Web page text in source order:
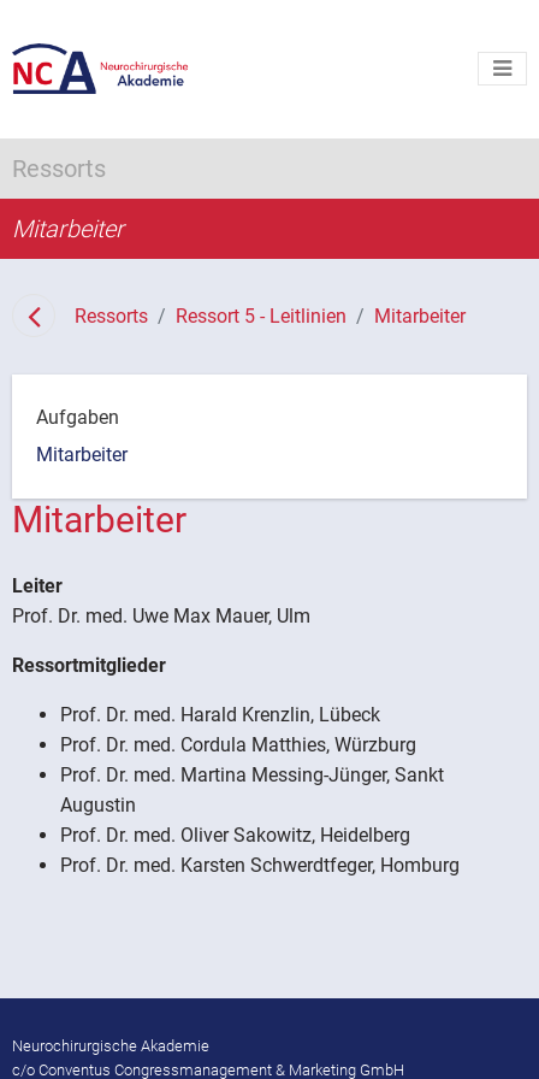
Ressorts
Mitarbeiter
Ressorts Ressort 5 - Leitlinien Mitarbeiter
Aufgaben
Mitarbeiter
Mitarbeiter
Leiter
Prof. Dr. med. Uwe Max Mauer, Ulm
Ressortmitglieder
Prof. Dr. med. Harald Krenzlin, Lübeck
Prof. Dr. med. Cordula Matthies, Würzburg
Prof. Dr. med. Martina Messing-Jünger, Sankt
Augustin
Prof. Dr. med. Oliver Sakowitz, Heidelberg
Prof. Dr. med. Karsten Schwerdtfeger, Homburg
Neurochirurgische Akademie
c/o Conventus Congressmanagement & Marketing GmbH